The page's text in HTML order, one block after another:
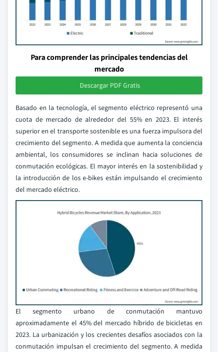
Para comprender las principales tendencias del
mercado
Descargar PDF Gratis
Basado en la tecnología, el segmento eléctrico representó una
cuota de mercado de alrededor del 55% en 2023. El interés
superior en el transporte sostenible es una fuerza impulsora del
crecimiento del segmento. A medida que aumenta la conciencia
ambiental, los consumidores se inclinan hacia soluciones de
conmutación ecológicas. El mayor interés en la sostenibilidad y
la introducción de los e-bikes están impulsando el crecimiento
del mercado eléctrico.
El segmento urbano de conmutación mantuvo
aproximadamente el 45% del mercado híbrido de bicicletas en
2023. La urbanización y los crecientes desafíos asociados con la
conmutación impulsan el crecimiento del segmento. A medida